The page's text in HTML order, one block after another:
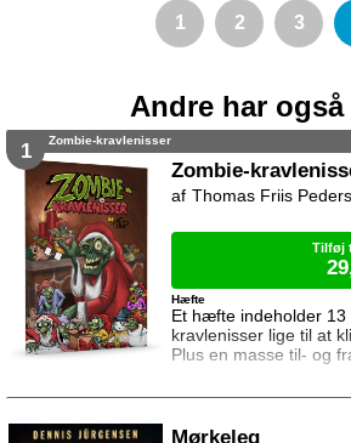
1 2 3
Andre har
1 Zombie-kravlenisser
Et hæfte indeholder 13
kravlenisser lige til at
Plus en masse til- og
Hæfte
Thomas Friis
Tilføj
Mørkeleg